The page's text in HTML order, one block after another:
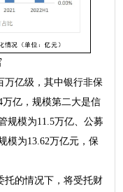
万亿级，其中银行非保
亿，规模第二大是信
规模为11.5万亿、公募
模为13.62万亿元，保
托的情况下，将受托财